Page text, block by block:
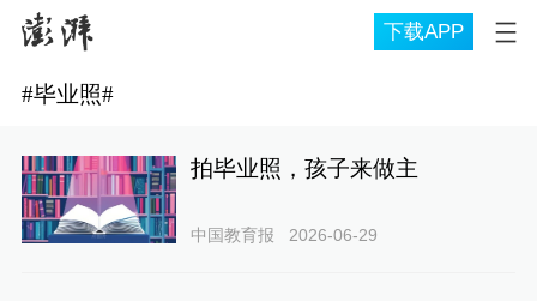
下载APP
#毕业照#
拍毕业照，孩子来做主
中国教育报 2026-06-29